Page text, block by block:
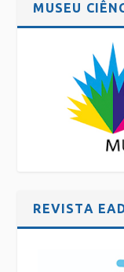
MUSEU
REVISTA